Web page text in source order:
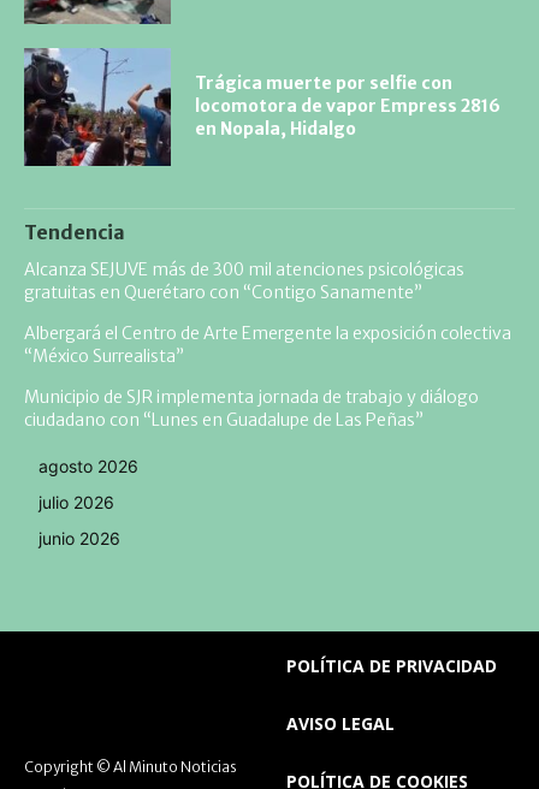
Trágica muerte por selfie con
locomotora de vapor Empress 2816
en Nopala, Hidalgo
Tendencia
Alcanza SEJUVE más de 300 mil atenciones psicológicas
gratuitas en Querétaro con “Contigo Sanamente”
Albergará el Centro de Arte Emergente la exposición colectiva
“México Surrealista”
Municipio de SJR implementa jornada de trabajo y diálogo
ciudadano con “Lunes en Guadalupe de Las Peñas”
agosto 2026
julio 2026
junio 2026
Copyright © Al Minuto Noticias
POLÍTICA DE PRIVACIDAD
AVISO LEGAL
POLÍTICA DE COOKIES